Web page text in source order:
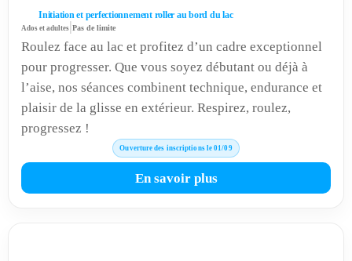
Initiation et perfectionnement roller au bord du lac
Ados et adultes|Pas de limite
Roulez face au lac et profitez d’un cadre exceptionnel
pour progresser. Que vous soyez débutant ou déjà à
l’aise, nos séances combinent technique, endurance et
plaisir de la glisse en extérieur. Respirez, roulez,
progressez !
Ouverture des inscriptions le 01/09
En savoir plus